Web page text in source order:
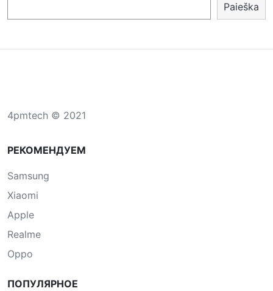
Paieška
4pmtech © 2021
РЕКОМЕНДУЕМ
Samsung
Xiaomi
Apple
Realme
Oppo
ПОПУЛЯРНОЕ